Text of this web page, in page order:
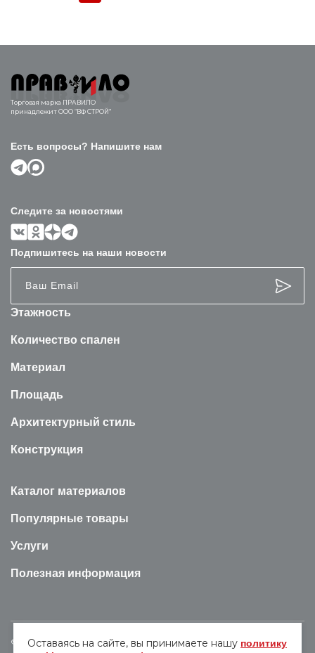
Торговая марка ПРАВИЛО
принадлежит ООО “ВФ СТРОЙ”
Есть вопросы? Напишите нам
Следите за новостями
Подпишитесь на наши новости
Этажность
Количество спален
Материал
Площадь
Архитектурный стиль
Конструкция
Каталог материалов
Популярные товары
Услуги
Полезная информация
© 2009-2026 Все права на содержание сайта vfstroy.ru
Оставаясь на сайте, вы принимаете нашу политику